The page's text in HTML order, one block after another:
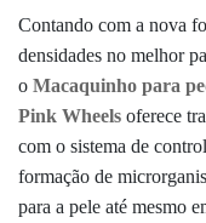
Contando com a nova
densidades no melhor
o Macaquinho para
Pink Wheels oferece
com o sistema de
formação de
para a pele até mesmo